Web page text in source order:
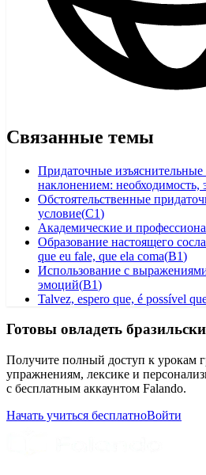
Связанные темы
Придаточные изъяснительные
наклонением:
Обстоятельственные
условие(C1)
Академические и
Образование настоящего
que eu fale, que ela coma(B1)
Использование с
эмоций(B1)
Talvez, espero que, é possível
Готовы овладеть
Получите полный доступ к урокам
упражнениям, лексике и
с бесплатным аккаунтом Falando.
Начать учиться бесплатноВойти